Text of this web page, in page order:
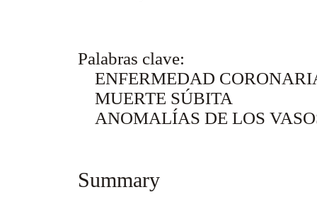
Palabras clave:
ENFERMEDAD
MUERTE SÚBITA
ANOMALÍAS DE LOS
Summary